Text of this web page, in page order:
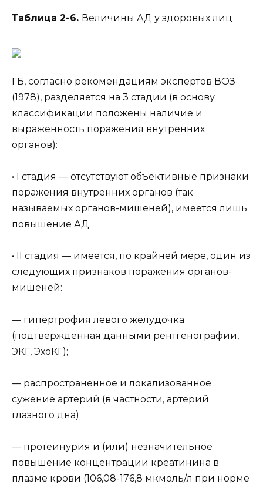
Таблица 2-6. Величины АД у здоровых лиц
ГБ, согласно рекомендациям экспертов ВОЗ
(1978), разделяется на 3 стадии (в основу
классификации положены наличие и
выраженность поражения внутренних
органов):
• I стадия — отсутствуют объективные признаки
поражения внутренних органов (так
называемых органов-мишеней), имеется лишь
повышение АД.
• II стадия — имеется, по крайней мере, один из
следующих признаков поражения органов-
мишеней:
— гипертрофия левого желудочка
(подтвержденная данными рентгенографии,
ЭКГ, ЭхоКГ);
— распространенное и локализованное
сужение артерий (в частности, артерий
глазного дна);
— протеинурия и (или) незначительное
повышение концентрации креатинина в
плазме крови (106,08-176,8 мкмоль/л при норме